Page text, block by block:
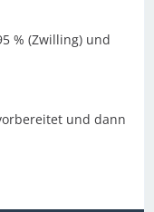
% (Zwilling) und
und dann